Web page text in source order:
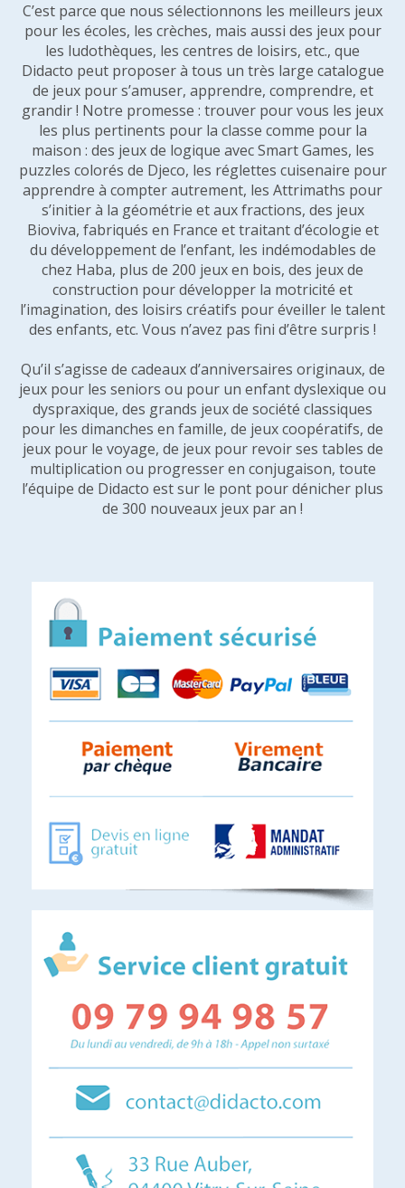
C’est parce que nous sélectionnons les meilleurs jeux
pour les écoles, les crèches, mais aussi des jeux pour
les ludothèques, les centres de loisirs, etc., que
Didacto peut proposer à tous un très large catalogue
de jeux pour s’amuser, apprendre, comprendre, et
grandir ! Notre promesse : trouver pour vous les jeux
les plus pertinents pour la classe comme pour la
maison : des jeux de logique avec Smart Games, les
puzzles colorés de Djeco, les réglettes cuisenaire pour
apprendre à compter autrement, les Attrimaths pour
s’initier à la géométrie et aux fractions, des jeux
Bioviva, fabriqués en France et traitant d’écologie et
du développement de l’enfant, les indémodables de
chez Haba, plus de 200 jeux en bois, des jeux de
construction pour développer la motricité et
l’imagination, des loisirs créatifs pour éveiller le talent
des enfants, etc. Vous n’avez pas fini d’être surpris !
Qu’il s’agisse de cadeaux d’anniversaires originaux, de
jeux pour les seniors ou pour un enfant dyslexique ou
dyspraxique, des grands jeux de société classiques
pour les dimanches en famille, de jeux coopératifs, de
jeux pour le voyage, de jeux pour revoir ses tables de
multiplication ou progresser en conjugaison, toute
l’équipe de Didacto est sur le pont pour dénicher plus
de 300 nouveaux jeux par an !